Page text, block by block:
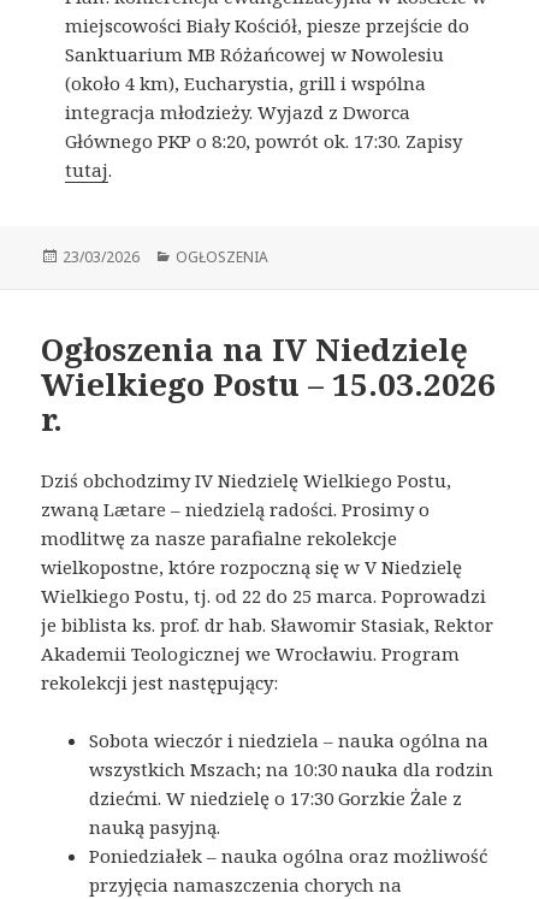
miejscowości Biały Kościół, piesze przejście do
Sanktuarium MB Różańcowej w Nowolesiu
(około 4 km), Eucharystia, grill i wspólna
integracja młodzieży. Wyjazd z Dworca
Głównego PKP o 8:20, powrót ok. 17:30. Zapisy
tutaj.
Opublikowano
23/03/2026 Kategorie
OGŁOSZENIA
Ogłoszenia na IV Niedzielę
Wielkiego Postu – 15.03.2026
r.
Dziś obchodzimy IV Niedzielę Wielkiego Postu,
zwaną Lætare – niedzielą radości. Prosimy o
modlitwę za nasze parafialne rekolekcje
wielkopostne, które rozpoczną się w V Niedzielę
Wielkiego Postu, tj. od 22 do 25 marca. Poprowadzi
je biblista ks. prof. dr hab. Sławomir Stasiak, Rektor
Akademii Teologicznej we Wrocławiu. Program
rekolekcji jest następujący:
Sobota wieczór i niedziela – nauka ogólna na
wszystkich Mszach; na 10:30 nauka dla rodzin
dziećmi. W niedzielę o 17:30 Gorzkie Żale z
nauką pasyjną.
Poniedziałek – nauka ogólna oraz możliwość
przyjęcia namaszczenia chorych na